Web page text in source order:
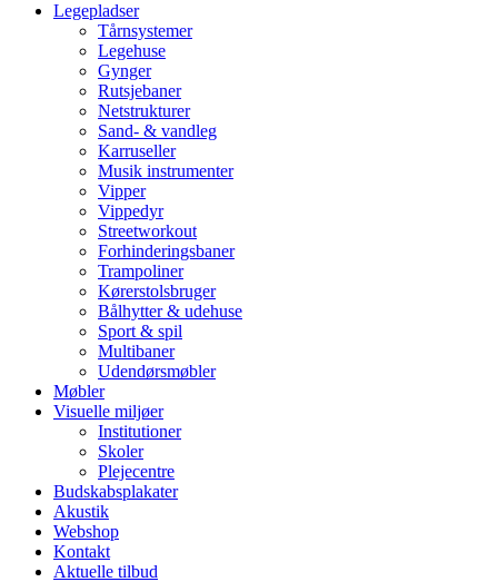
Legepladser
Tårnsystemer
Legehuse
Gynger
Rutsjebaner
Netstrukturer
Sand- & vandleg
Karruseller
Musik instrumenter
Vipper
Vippedyr
Streetworkout
Forhinderingsbaner
Trampoliner
Kørerstolsbruger
Bålhytter & udehuse
Sport & spil
Multibaner
Udendørsmøbler
Møbler
Visuelle miljøer
Institutioner
Skoler
Plejecentre
Budskabsplakater
Akustik
Webshop
Kontakt
Aktuelle tilbud